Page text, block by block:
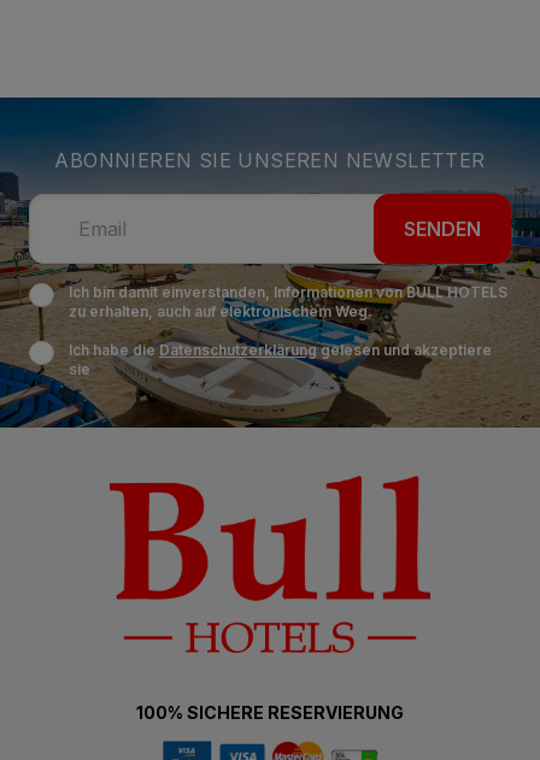
ABONNIEREN SIE UNSEREN NEWSLETTER
SENDEN
Ich bin damit einverstanden, Informationen von BULL HOTELS
zu erhalten, auch auf elektronischem Weg.
Ich habe die Datenschutzerklärunggelesen und akzeptiere
sie
100% SICHERE RESERVIERUNG